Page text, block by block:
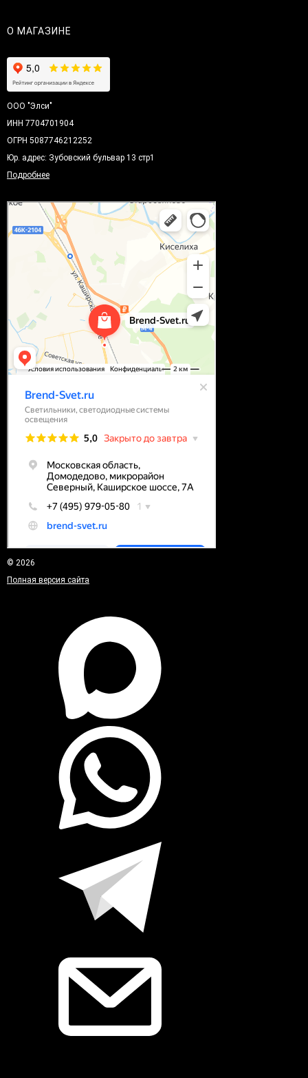
О МАГАЗИНЕ
ООО "Элси"
ИНН 7704701904
ОГРН 5087746212252
Юр. адрес: Зубовский бульвар 13 стр1
Подробнее
© 2026
Полная версия сайта